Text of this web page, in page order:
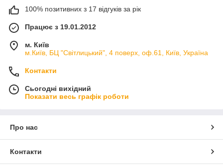
100% позитивних з 17 відгуків за рік
Працює з 19.01.2012
м. Київ
м.Київ, БЦ "Світлицький", 4 поверх, оф.61, Київ, Україна
Контакти
Сьогодні вихідний
Показати весь графік роботи
Про нас
Контакти